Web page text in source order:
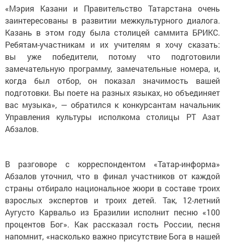
«Мэрия Казани и Правительство Татарстана очень
заинтересованы в развитии межкультурного диалога.
Казань в этом году была столицей саммита БРИКС.
Ребятам-участникам и их учителям я хочу сказать:
вы уже победители, потому что подготовили
замечательную программу, замечательные номера, и,
когда был отбор, он показал значимость вашей
подготовки. Вы поете на разных языках, но объединяет
вас музыка», — обратился к конкурсантам начальник
Управления культуры исполкома столицы РТ Азат
Абзалов.
В разговоре с корреспондентом «Татар-информа»
Абзалов уточнил, что в финал участников от каждой
страны отбирало национальное жюри в составе троих
взрослых экспертов и троих детей. Так, 12-летний
Аугусто Карвальо из Бразилии исполнит песню «100
процентов Бог». Как рассказал гость России, песня
напомнит, «насколько важно присутствие Бога в нашей